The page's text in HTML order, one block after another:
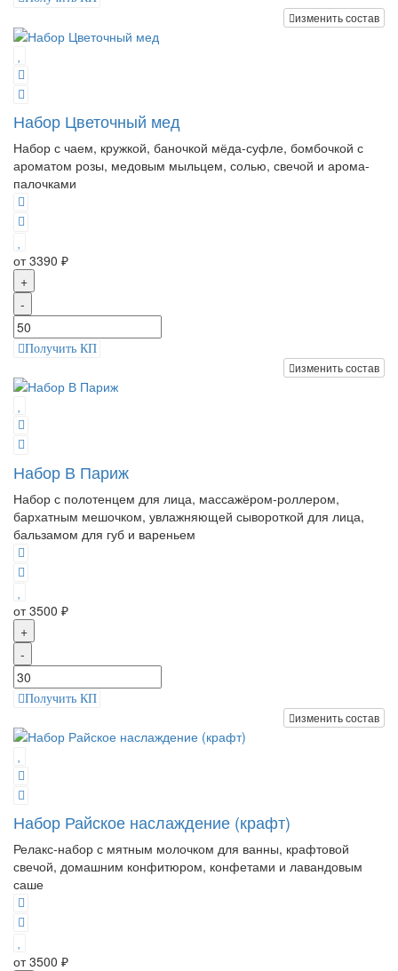
изменить состав
Набор Цветочный мед
Набор с чаем, кружкой, баночкой мёда-суфле, бомбочкой с
ароматом розы, медовым мыльцем, солью, свечой и арома-
палочками
от 3390 ₽
+
-
Получить КП
изменить состав
Набор В Париж
Набор с полотенцем для лица, массажёром-роллером,
бархатным мешочком, увлажняющей сывороткой для лица,
бальзамом для губ и вареньем
от 3500 ₽
+
-
Получить КП
изменить состав
Набор Райское наслаждение (крафт)
Релакс-набор с мятным молочком для ванны, крафтовой
свечой, домашним конфитюром, конфетами и лавандовым
саше
от 3500 ₽